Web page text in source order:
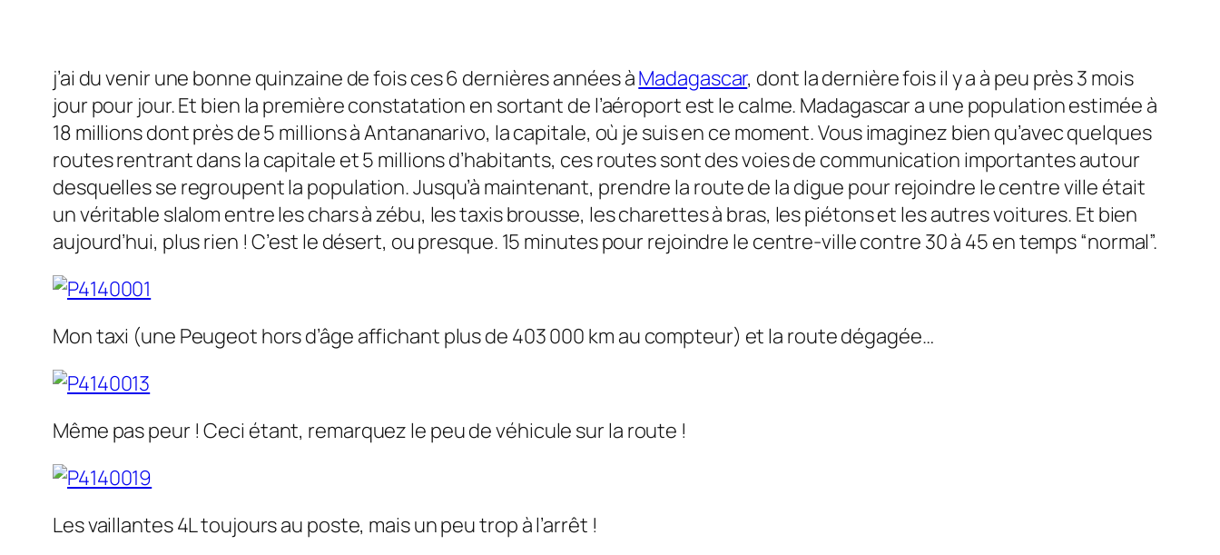
j’ai du venir une bonne quinzaine de fois ces 6 dernières années àMadagascar, dont la dernière fois il y a à peu près 3 mois
jour pour jour. Et bien la première constatation en sortant de l’aéroport est le calme. Madagascar a une population estimée à
18 millions dont près de 5 millions à Antananarivo, la capitale, où je suis en ce moment. Vous imaginez bien qu’avec quelques
routes rentrant dans la capitale et 5 millions d’habitants, ces routes sont des voies de communication importantes autour
desquelles se regroupent la population. Jusqu’à maintenant, prendre la route de la digue pour rejoindre le centre ville était
un véritable slalom entre les chars à zébu, les taxis brousse, les charettes à bras, les piétons et les autres voitures. Et bien
aujourd’hui, plus rien ! C’est le désert, ou presque. 15 minutes pour rejoindre le centre-ville contre 30 à 45 en temps “normal”.
Mon taxi (une Peugeot hors d’âge affichant plus de 403 000 km au compteur) et la route dégagée…
Même pas peur ! Ceci étant, remarquez le peu de véhicule sur la route !
Les vaillantes 4L toujours au poste, mais un peu trop à l’arrêt !